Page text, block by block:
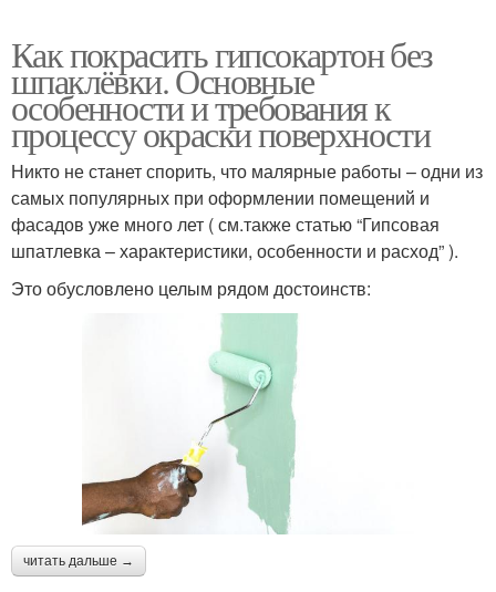
Как покрасить гипсокартон без
шпаклёвки. Основные
особенности и требования к
процессу окраски поверхности
Никто не станет спорить, что малярные работы – одни из
самых популярных при оформлении помещений и
фасадов уже много лет ( см.также статью “Гипсовая
шпатлевка – характеристики, особенности и расход” ).
Это обусловлено целым рядом достоинств:
читать дальше →